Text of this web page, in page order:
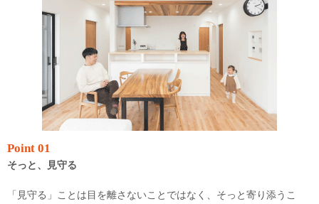
Point 01
そっと、見守る
「見守る」ことは目を離さないことではなく、そっと寄り添うこ